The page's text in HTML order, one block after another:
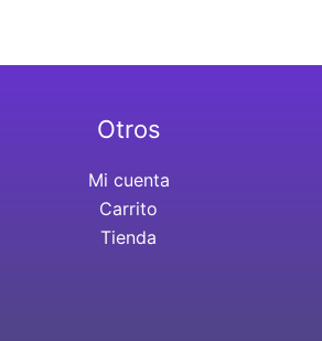
Otros
Mi cuenta
Carrito
Tienda